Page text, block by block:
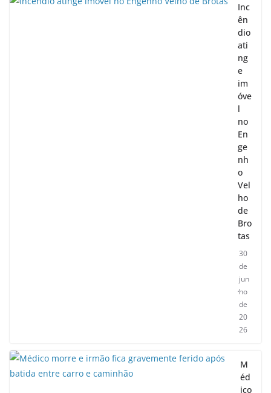
Inc
ên
dio
ati
ng
e
im
óve
l
no
En
ge
nh
o
Vel
ho
de
Bro
tas
30
de
jun
ho
de
20
26
M
éd
ico